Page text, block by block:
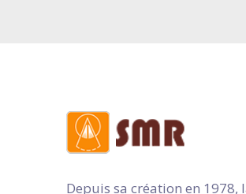
Depuis sa création en 1978,